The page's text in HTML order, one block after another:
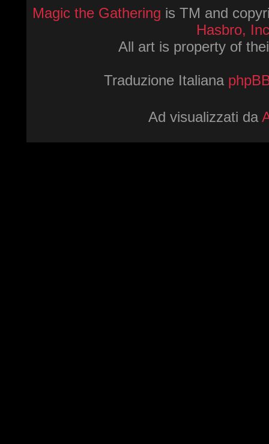
Magic the Gathering is TM and
Hasbro,
All art is property of
Traduzione Italiana
Ad visualizzati da